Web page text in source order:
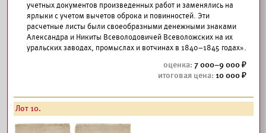
учетных документов произведенных работ и заменялись на
ярлыки с учетом вычетов оброка и повинностей. Эти
расчетные листы были своеобразными денежными знаками
Александра и Никиты Всеволодовичей Всеволожских на их
уральских заводах, промыслах и вотчинах в 1840–1845 годах».
7 000–9 000
10 000
Лот 10.